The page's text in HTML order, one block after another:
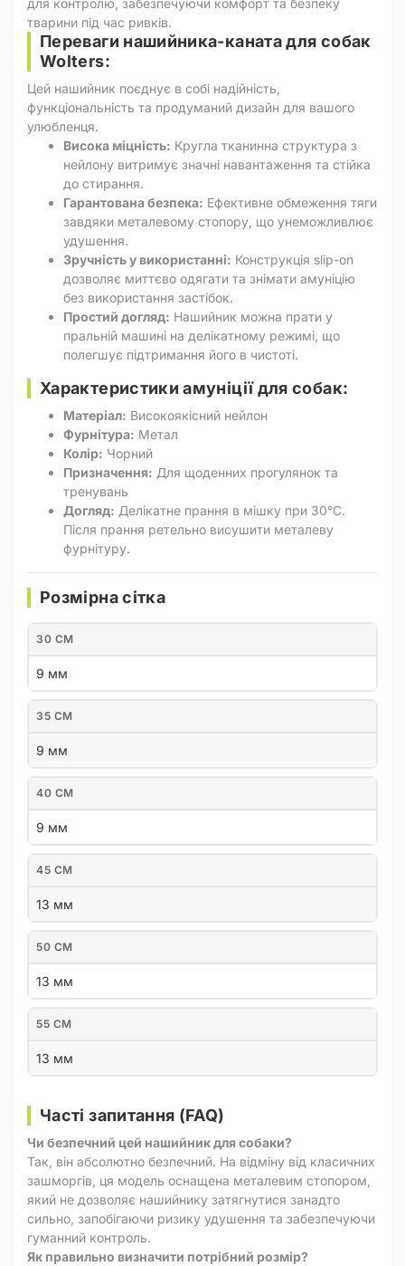
для контролю, забезпечуючи комфорт та безпеку
тварини під час ривків.
Переваги нашийника-каната для собак
Wolters:
Цей нашийник поєднує в собі надійність,
функціональність та продуманий дизайн для вашого
улюбленця.
Висока міцність: Кругла тканинна структура з
нейлону витримує значні навантаження та стійка
до стирання.
Гарантована безпека: Ефективне обмеження тяги
завдяки металевому стопору, що унеможливлює
удушення.
Зручність у використанні: Конструкція slip-on
дозволяє миттєво одягати та знімати амуніцію
без використання застібок.
Простий догляд: Нашийник можна прати у
пральній машині на делікатному режимі, що
полегшує підтримання його в чистоті.
Характеристики амуніції для собак:
Матеріал: Високоякісний нейлон
Фурнітура: Метал
Колір: Чорний
Призначення: Для щоденних прогулянок та
тренувань
Догляд: Делікатне прання в мішку при 30°C.
Після прання ретельно висушити металеву
фурнітуру.
Розмірна сітка
30 СМ
9 мм
35 СМ
9 мм
40 СМ
9 мм
45 СМ
13 мм
50 СМ
13 мм
55 СМ
13 мм
Часті запитання (FAQ)
Чи безпечний цей нашийник для собаки?
Так, він абсолютно безпечний. На відміну від класичних
зашморгів, ця модель оснащена металевим стопором,
який не дозволяє нашийнику затягнутися занадто
сильно, запобігаючи ризику удушення та забезпечуючи
гуманний контроль.
Як правильно визначити потрібний розмір?